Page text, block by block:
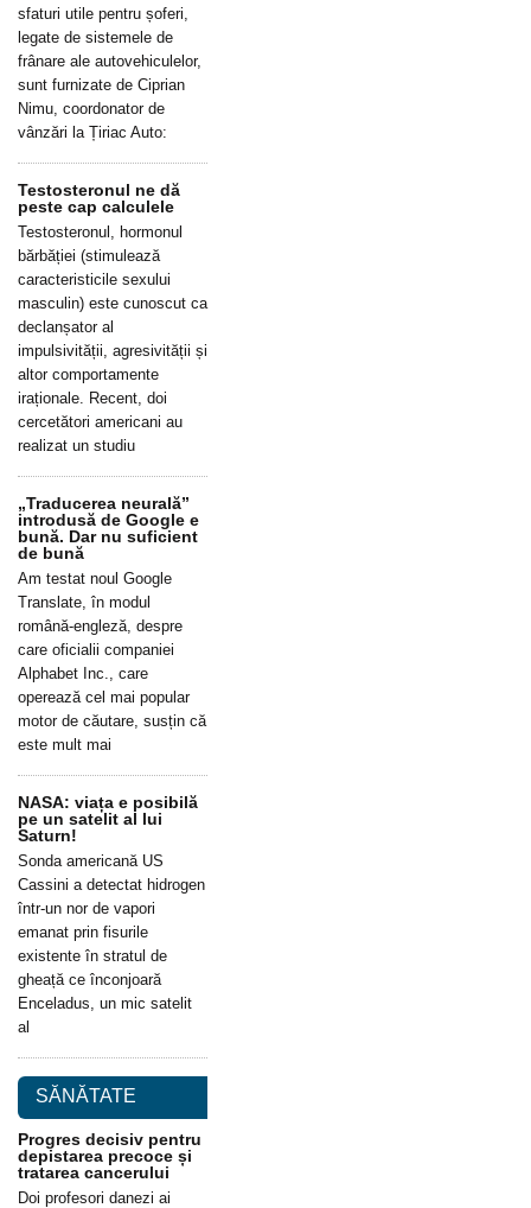
sfaturi utile pentru șoferi,
legate de sistemele de
frânare ale autovehiculelor,
sunt furnizate de Ciprian
Nimu, coordonator de
vânzări la Țiriac Auto:
Testosteronul ne dă
peste cap calculele
Testosteronul, hormonul
bărbăției (stimulează
caracteristicile sexului
masculin) este cunoscut ca
declanșator al
impulsivității, agresivității și
altor comportamente
iraționale. Recent, doi
cercetători americani au
realizat un studiu
„Traducerea neurală”
introdusă de Google e
bună. Dar nu suficient
de bună
Am testat noul Google
Translate, în modul
română-engleză, despre
care oficialii companiei
Alphabet Inc., care
operează cel mai popular
motor de căutare, susțin că
este mult mai
NASA: viața e posibilă
pe un satelit al lui
Saturn!
Sonda americană US
Cassini a detectat hidrogen
într-un nor de vapori
emanat prin fisurile
existente în stratul de
gheață ce înconjoară
Enceladus, un mic satelit
al
SĂNĂTATE
Progres decisiv pentru
depistarea precoce și
tratarea cancerului
Doi profesori danezi ai